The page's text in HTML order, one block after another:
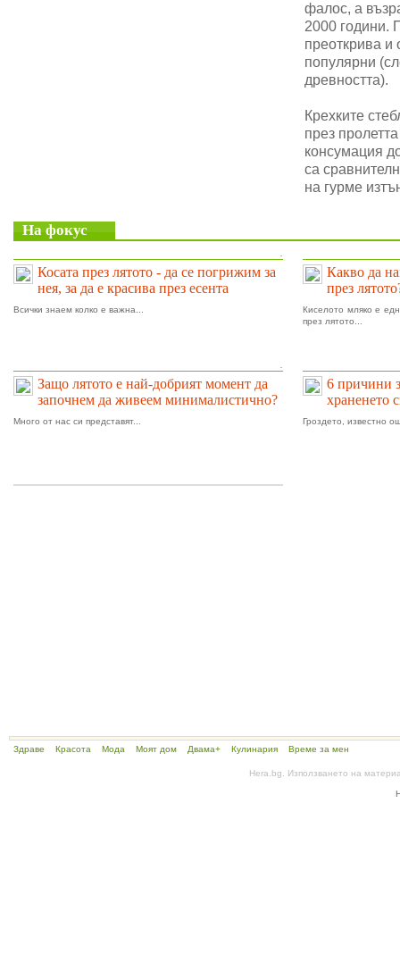
фалос, а
2000 години.
преоткрива и
популярни
древността).
Крехките
през
консумация
са
на гурме
На фокус
Косата през лятото - да се погрижим за
нея, за да е красива през есента
Всички знаем колко е важна...
Какво да
през
Киселото мляко е
през лятото...
Защо лятото е най-добрият момент да
започнем да живеем минималистично?
Много от нас си представят...
6 причини
храненето
Гроздето, известно
Здраве Красота Мода Моят дом Двама+ Кулинария Време за мен
Hera.bg. Използването на